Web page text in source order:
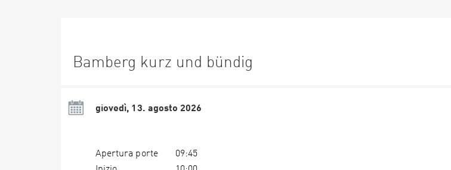
Bamberg kurz und bündig
giovedì, 13. agosto 2026
Apertura porte
09:45